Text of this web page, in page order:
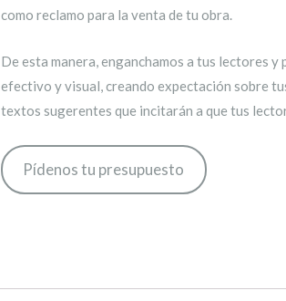
como reclamo para la venta de tu obra.
De esta manera, enganchamos a tus lectores
efectivo y visual, creando expectación sobre
textos sugerentes que incitarán a que tus
Pídenos tu presupuesto